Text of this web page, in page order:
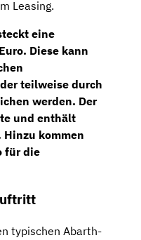
Leasing.
eine
Diese kann
teilweise durch
werden. Der
und enthält
kommen
für die
typischen Abarth-